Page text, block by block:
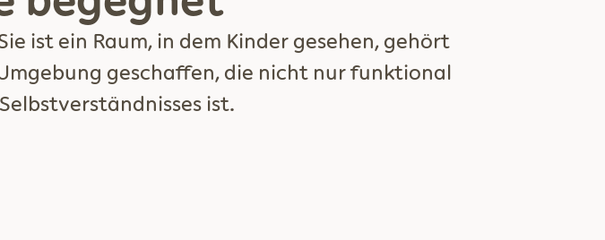
ist ein Raum, in dem Kinder gesehen, gehört
geschaffen, die nicht nur funktional
ist.